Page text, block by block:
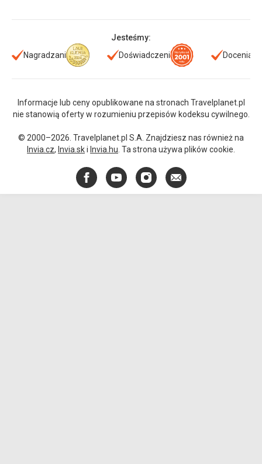
Jesteśmy:
Nagradzani
Doświadczeni Doceniani
Informacje lub ceny opublikowane na stronach Travelplanet.pl
nie stanowią oferty w rozumieniu przepisów kodeksu cywilnego.
© 2000–2026. Travelplanet.pl S.A. Znajdziesz nas również na
Invia.cz, Invia.ski Invia.hu . Ta strona używa plików cookie.
FacebookYouTubeInstagram
E-
mail